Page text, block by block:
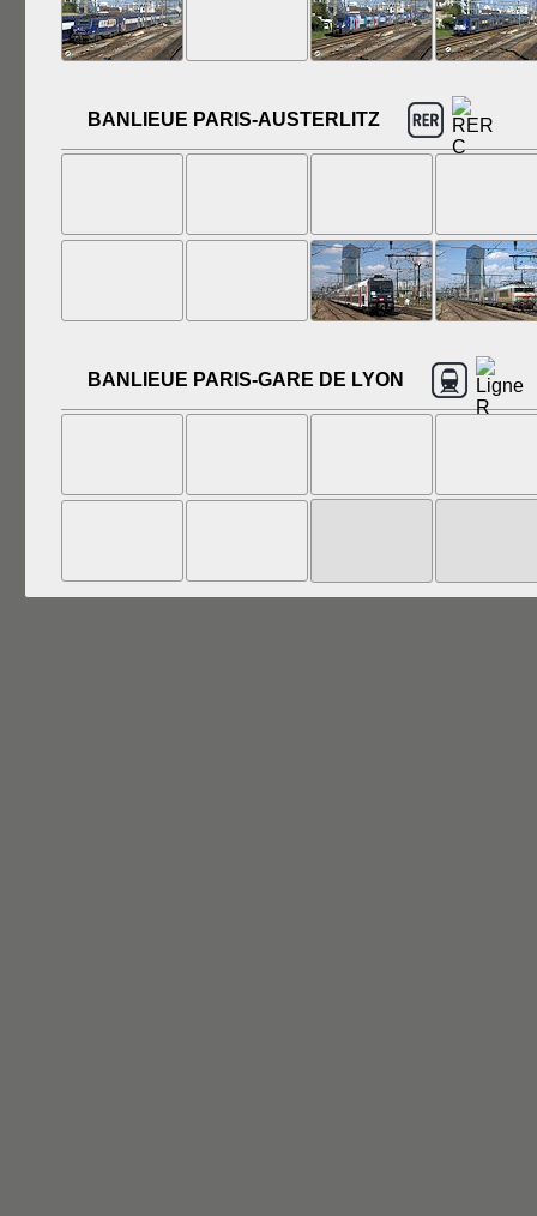
BANLIEUE PARIS-AUSTERLITZ
BANLIEUE PARIS-GARE DE LYON